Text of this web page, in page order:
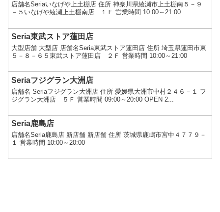
店舗名Seriaいなげや上土棚店 住所 神奈川県綾瀬市上土棚南５－９
－５いなげや綾瀬上土棚南店 １Ｆ 営業時間 10:00～21:00
Seria東武ストア蓮田店
大型店舗 大型店 店舗名Seria東武ストア蓮田店 住所 埼玉県蓮田市東
５－８－６５東武ストア蓮田店 ２Ｆ 営業時間 10:00～21:00
Seriaフジグラン大洲店
店舗名 Seriaフジグラン大洲店 住所 愛媛県大洲市中村２４６－１ フ
ジグラン大洲店 ５Ｆ 営業時間 09:00～20:00 OPEN 2...
Seria鹿島店
店舗名Seria鹿島店 新店舗 新店舗 住所 茨城県鹿嶋市宮中４７７９－
１ 営業時間 10:00～20:00